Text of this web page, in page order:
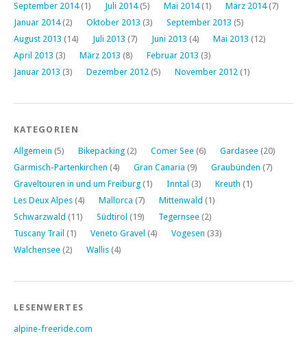
September 2014(1) Juli 2014(5) Mai 2014(1) März 2014(7)
Januar 2014(2) Oktober 2013 (3) September 2013 (5)
August 2013 (14) Juli 2013 (7) Juni 2013 (4) Mai 2013 (12)
April 2013 (3) März 2013 (8) Februar 2013 (3)
Januar 2013 (3) Dezember 2012 (5) November 2012 (1)
KATEGORIEN
Allgemein (5) Bikepacking (2) Comer See (6) Gardasee (20)
Garmisch-Partenkirchen (4) Gran Canaria (9) Graubünden (7)
Graveltouren in und um Freiburg (1) Inntal (3) Kreuth (1)
Les Deux Alpes (4) Mallorca (7) Mittenwald (1)
Schwarzwald (11) Südtirol (19) Tegernsee (2)
Tuscany Trail (1) Veneto Gravel (4) Vogesen (33)
Walchensee (2) Wallis (4)
LESENWERTES
alpine-freeride.com